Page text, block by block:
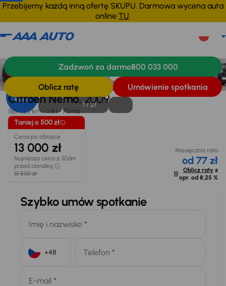
Przebijemy każdą inną ofertę SKUPU. Darmowa wycena auta
online TU.
Taniej o 500 zł
8,25 %
1 /21
Citroen Nemo, 2009
186 980 km 1.4 i
Klima
Taniej o 500 zł
Cena po obniżce
13 000 zł
Najniższa cena z 30dni
przed obniżką
13 500 zł
Miesięczna rata
od 77 zł
Oblicz raty z
opr. od 8,25 %
Szybko umów spotkanie
Imię i nazwisko *
Telefon *
E-mail *
WymiaryWyposażenieFinansowanie
Zadzwoń za darmo800 033 000
Oblicz ratę Umówienie spotkania